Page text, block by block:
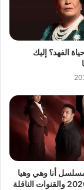
الفهد؟ إليك
أنا وهي وهيا